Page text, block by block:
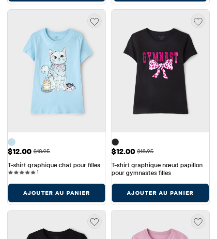
Prix ​​de vente: $12.00
$12.00 Prix ​​d'origine: $18.95
$18.95
T-shirt graphique chat pour filles
1
AJOUTER AU PANIER
Prix ​​de vente: $12.00
$12.00 Prix ​​d'origine: $18.95
$18.95
T-shirt graphique nœud papillon
pour gymnastes filles
AJOUTER AU PANIER